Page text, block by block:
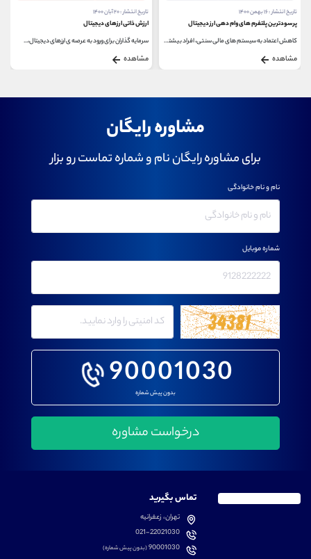
تاریخ انتشار : ۱۶ بهمن ۱۴۰۰
پرسودترین پلتفرم های وام دهی ارز دیجیتال
کاهش اعتماد به سیستم های مالی سنتی، افراد بیشتری...
مشاهده
تاریخ انتشار : ۲۰ آبان ۱۴۰۰
ارزش ذاتی ارزهای دیجیتال
سرمایه گذاران برای ورود به عرصه ی ارزهای دیجیتال،...
مشاهده
مشاوره رایگان
برای مشاوره رایگان نام و شماره تماست رو بزار
90001030
بدون پیش شماره
نام و نام خانوادگی
شماره موبایل
تماس بگیرید
تهران، زعفرانیه
021-22021030
90001030(بدون پیش شماره)